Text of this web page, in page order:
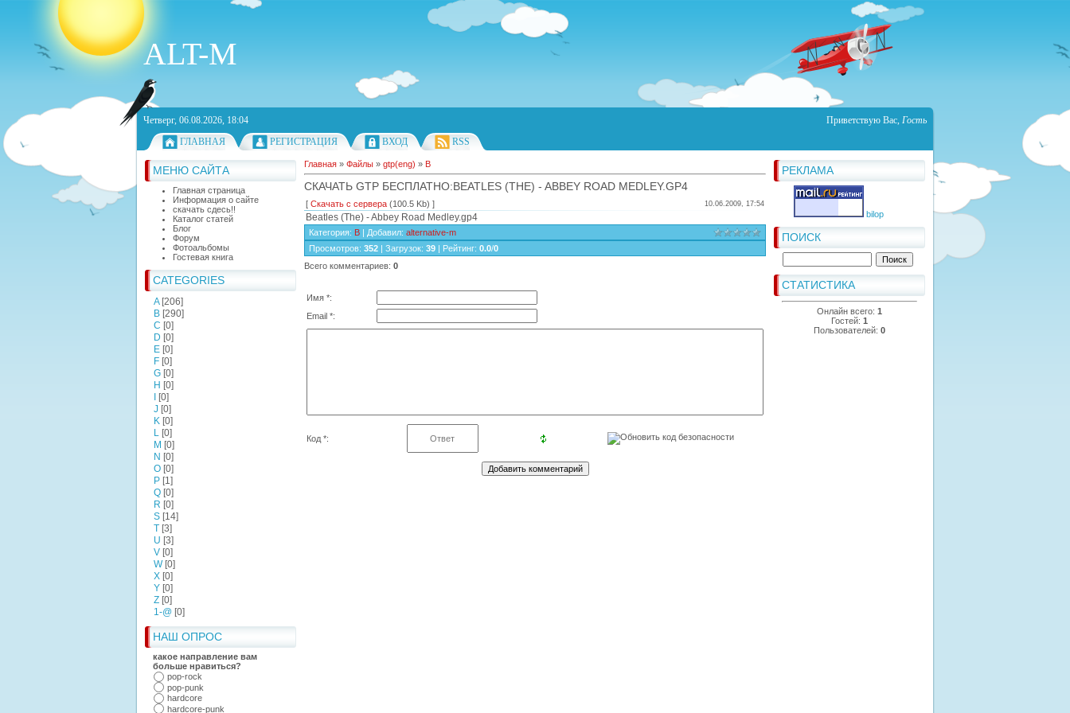
ALT-M
Четверг, 06.08.2026, 18:04 Приветствую Вас, Гость
ГЛАВНАЯ
РЕГИСТРАЦИЯ ВХОД RSS
МЕНЮ САЙТА
Главная страница
Информация о сайте
скачать сдесь!!
Каталог статей
Блог
Форум
Фотоальбомы
Гостевая книга
CATEGORIES
A [206]
B [290]
C [0]
D [0]
E [0]
F [0]
G [0]
H [0]
[0]
J [0]
K [0]
L [0]
M [0]
N [0]
O [0]
P [1]
Q [0]
R [0]
S [14]
T [3]
U [3]
V [0]
W [0]
X [0]
Y [0]
Z [0]
1-@ [0]
НАШ ОПРОС
какое направление вам
больше нравиться?
pop-rock
pop-punk
hardcore
hardcore-punk
РЕКЛАМА
bilop
ПОИСК
СТАТИСТИКА
Онлайн всего: 1
Гостей: 1
Пользователей: 0
Главная » Файлы » gtp(eng) » B
СКАЧАТЬ GTP БЕСПЛАТНО:BEATLES (THE) - ABBEY ROAD MEDLEY.GP4
[ Скачать с сервера (100.5 Kb) ] 10.06.2009, 17:54
Beatles (The) - Abbey Road Medley.gp4
Категория: B | Добавил: alternative-m
Просмотров: 352 | Загрузок: 39 | Рейтинг: 0.0/0
Всего комментариев: 0
Имя *:
Email *:
Код *: